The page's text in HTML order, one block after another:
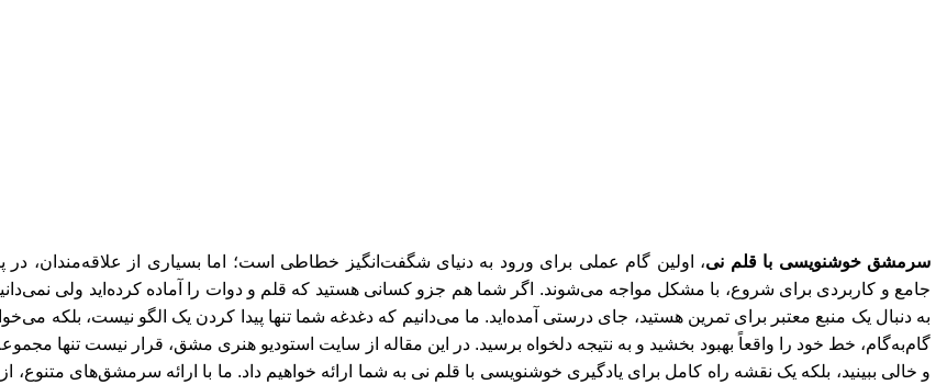
سرمشق خوشنویسی با قلم نی، اولین گام عملی برای ورود به دنیای شگفت‌انگیز خطاطی است؛ اما بسیاری از علاقه‌مندان، در
جامع و کاربردی برای شروع، با مشکل مواجه می‌شوند. اگر شما هم جزو کسانی هستید که قلم و دوات را آماده کرده‌اید ولی
به دنبال یک منبع معتبر برای تمرین هستید، جای درستی آمده‌اید. ما می‌دانیم که دغدغه شما تنها پیدا کردن یک الگو نیست، بلکه
گام‌به‌گام، خط خود را واقعاً بهبود بخشید و به نتیجه دلخواه برسید. در این مقاله از سایت استودیو هنری مشق، قرار نیست تنها
و خالی ببینید، بلکه یک نقشه راه کامل برای یادگیری خوشنویسی با قلم نی به شما ارائه خواهیم داد. ما با ارائه سرمشق‌های متنوع،